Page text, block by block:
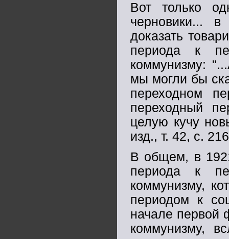
Вот только
черновики...
доказать
периода к
коммунизму:
мы могли бы
переходном
переходный
целую кучу
изд., т. 42, с.
В общем, в
периода к
коммунизму,
периодом к
начале первой
коммунизму,